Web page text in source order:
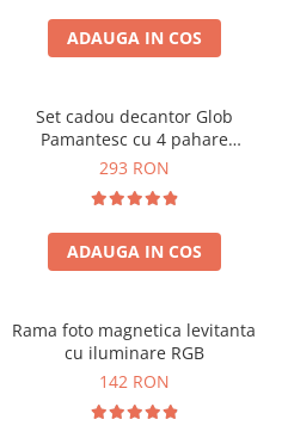
Cadouri Fete
Pentru Copilul din tine
Cadouri de Casa Noua
Cadouri Majorat
Cadouri pentru Nasi
Cadouri pentru Bunici
Cadouri pentru Prieteni
Cel ce are tot
Cadouri Nunta si Cununie civila
Cani si Termosuri
Jocuri si Puzzle
Seturi de caligrafie
Cadouri Sfantul Alexandru
Cadouri Constantin si Elena
Cadouri Sfanta Maria
Cadouri Sfintii Mihail si Gavriil
ADAUGA IN COS
Set cadou decantor Glob
Pamantesc cu 4 pahare
Deluxe
293 RON
ADAUGA IN COS
Rama foto magnetica levitanta
cu iluminare RGB
142 RON